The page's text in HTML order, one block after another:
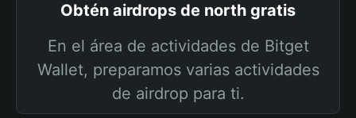
Obtén airdrops de north gratis
En el área de actividades de Bitget
Wallet, preparamos varias actividades
de airdrop para ti.